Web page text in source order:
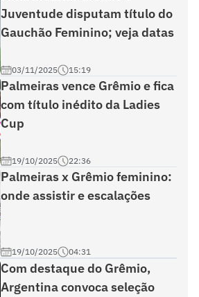
Juventude disputam título do
Gauchão Feminino; veja datas
03/11/2025 15:19
Palmeiras vence Grêmio e fica
com título inédito da Ladies
Cup
19/10/2025 22:36
Palmeiras x Grêmio feminino:
onde assistir e escalações
19/10/2025 04:31
Com destaque do Grêmio,
Argentina convoca seleção